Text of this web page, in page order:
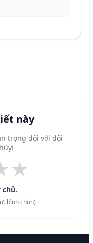
này
trọng đối với đội
★
chủ.
bình chọn)